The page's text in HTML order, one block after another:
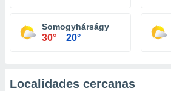
Somogyhárságy
30° 20°
Localidades cercanas